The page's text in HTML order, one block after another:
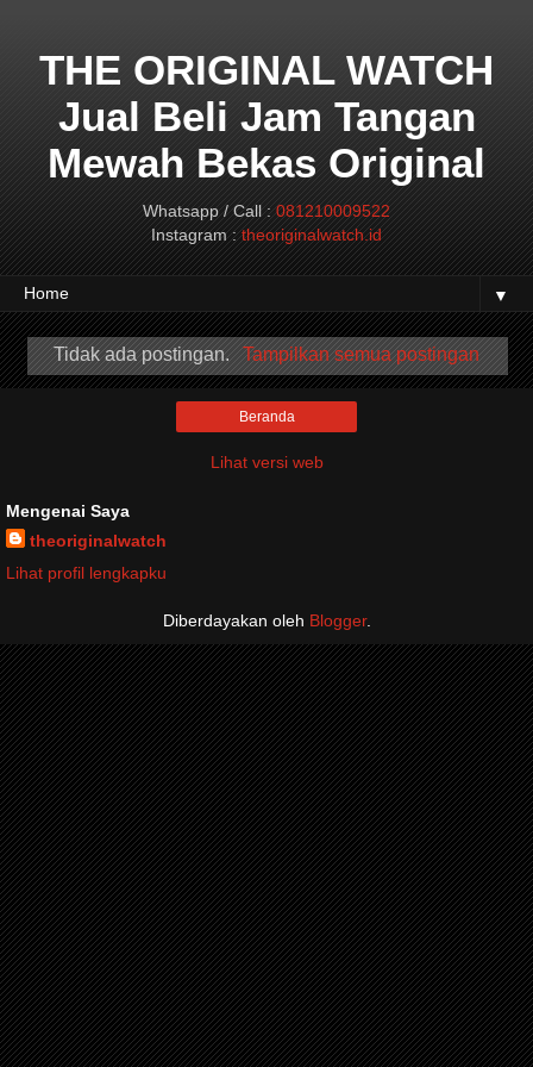
THE ORIGINAL WATCH
Jual Beli Jam Tangan
Mewah Bekas Original
Whatsapp / Call : 081210009522
Instagram :theoriginalwatch.id
▼
Tidak ada postingan. Tampilkan semua postingan
Beranda
Lihat versi web
Mengenai Saya
theoriginalwatch
Lihat profil lengkapku
Diberdayakan oleh Blogger.